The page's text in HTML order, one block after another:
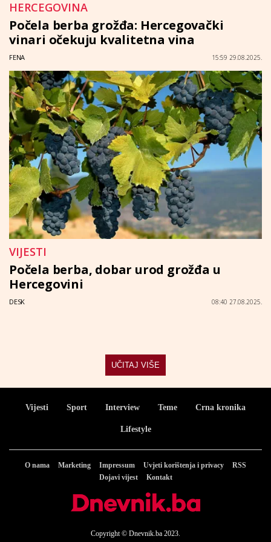
HERCEGOVINA
Počela berba grožđa: Hercegovački
vinari očekuju kvalitetna vina
FENA 15:59 29.08.2025.
VIJESTI
Počela berba, dobar urod grožđa u
Hercegovini
DESK 08:40 27.08.2025.
UČITAJ VIŠE
Vijesti Sport Interview Teme Crna kronika
Lifestyle
O nama Marketing Impressum Uvjeti korištenja i privacy
RSS
Dojavi vijest
Kontakt
Copyright © Dnevnik.ba 2023.